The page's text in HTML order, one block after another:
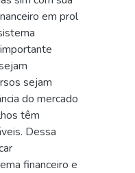
em prol
sejam
do mercado
têm
Dessa
financeiro e